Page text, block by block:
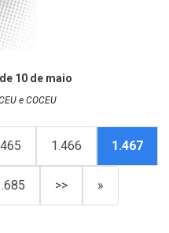
10 de maio
e COCEU
1.466 1.467
>> »